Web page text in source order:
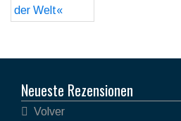
Neueste Rezensionen
Volver